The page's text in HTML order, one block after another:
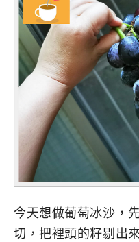
今天想做葡萄冰沙，
切，把裡頭的籽剔出